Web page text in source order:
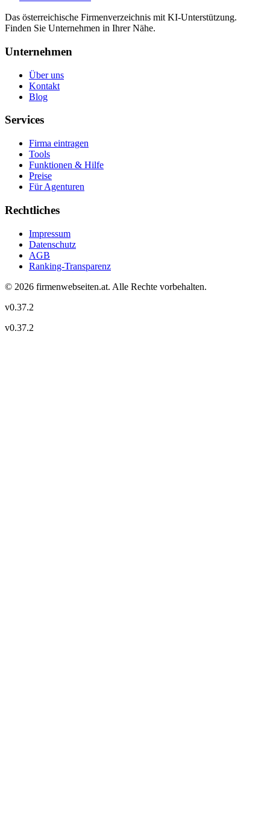
Das österreichische Firmenverzeichnis mit KI-Unterstützung.
Finden Sie Unternehmen in Ihrer Nähe.
Unternehmen
Über uns
Kontakt
Blog
Services
Firma eintragen
Tools
Funktionen & Hilfe
Preise
Für Agenturen
Rechtliches
Impressum
Datenschutz
AGB
Ranking-Transparenz
© 2026 firmenwebseiten.at. Alle Rechte vorbehalten.
v0.37.2
v0.37.2